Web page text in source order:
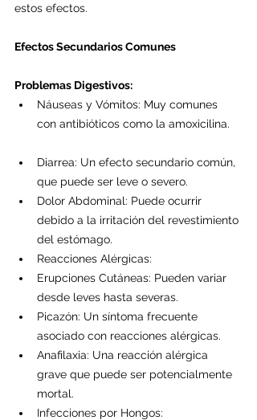
estos efectos.
Efectos Secundarios Comunes
Problemas Digestivos:
Náuseas y Vómitos: Muy comunes
con antibióticos como la amoxicilina.
Diarrea: Un efecto secundario común,
que puede ser leve o severo.
Dolor Abdominal: Puede ocurrir
debido a la irritación del revestimiento
del estómago.
Reacciones Alérgicas:
Erupciones Cutáneas: Pueden variar
desde leves hasta severas.
Picazón: Un síntoma frecuente
asociado con reacciones alérgicas.
Anafilaxia: Una reacción alérgica
grave que puede ser potencialmente
mortal.
Infecciones por Hongos: